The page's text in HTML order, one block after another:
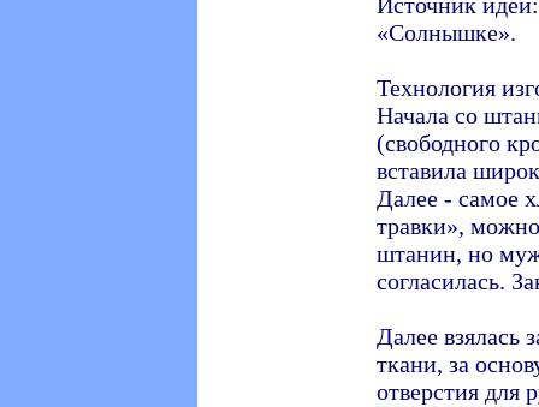
«Солнышке».
Технология
Начала со
(свободного
вставила
Далее - самое
травки»,
штанин, но
согласилась.
Далее взялась
ткани, за
отверстия для